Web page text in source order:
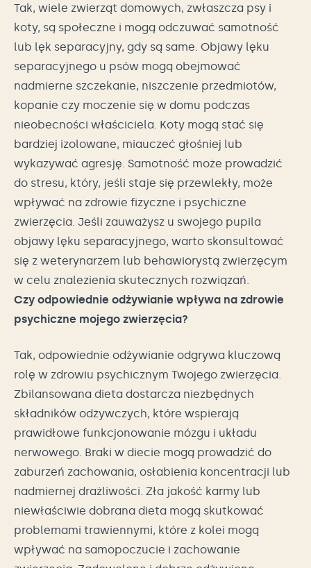
Tak, wiele zwierząt domowych, zwłaszcza psy i
koty, są społeczne i mogą odczuwać samotność
lub lęk separacyjny, gdy są same. Objawy lęku
separacyjnego u psów mogą obejmować
nadmierne szczekanie, niszczenie przedmiotów,
kopanie czy moczenie się w domu podczas
nieobecności właściciela. Koty mogą stać się
bardziej izolowane, miauczeć głośniej lub
wykazywać agresję. Samotność może prowadzić
do stresu, który, jeśli staje się przewlekły, może
wpływać na zdrowie fizyczne i psychiczne
zwierzęcia. Jeśli zauważysz u swojego pupila
objawy lęku separacyjnego, warto skonsultować
się z weterynarzem lub behawiorystą zwierzęcym
w celu znalezienia skutecznych rozwiązań.
Czy odpowiednie odżywianie wpływa na zdrowie
psychiczne mojego zwierzęcia?
Tak, odpowiednie odżywianie odgrywa kluczową
rolę w zdrowiu psychicznym Twojego zwierzęcia.
Zbilansowana dieta dostarcza niezbędnych
składników odżywczych, które wspierają
prawidłowe funkcjonowanie mózgu i układu
nerwowego. Braki w diecie mogą prowadzić do
zaburzeń zachowania, osłabienia koncentracji lub
nadmiernej drażliwości. Zła jakość karmy lub
niewłaściwie dobrana dieta mogą skutkować
problemami trawiennymi, które z kolei mogą
wpływać na samopoczucie i zachowanie